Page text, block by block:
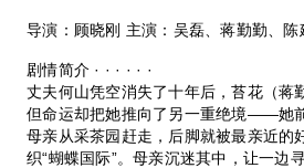
导演：顾晓刚 主演：吴磊、蒋勤勤、
剧情简介 · · · · · ·
丈夫何山凭空消失了十年后，苔花（蒋
但命运却把她推向了另一重绝境——她
母亲从采茶园赶走，后脚就被最亲近的
织“蝴蝶国际”。母亲沉迷其中，让一边